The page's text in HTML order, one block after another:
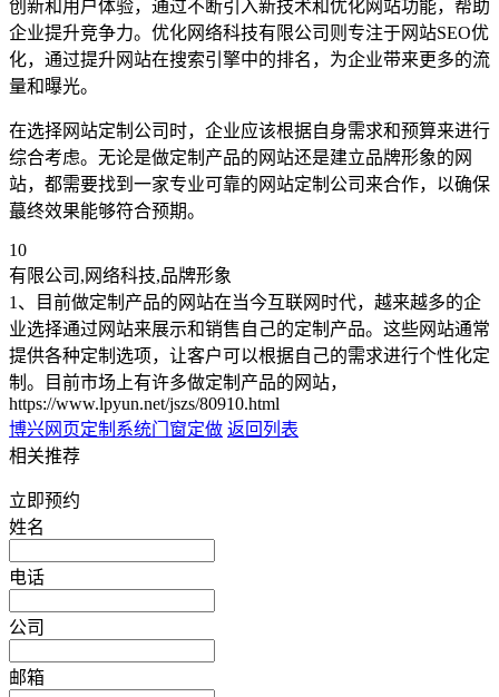
创新和用户体验，通过不断引入新技术和优化网站功能，帮助
企业提升竞争力。优化网络科技有限公司则专注于网站SEO优
化，通过提升网站在搜索引擎中的排名，为企业带来更多的流
量和曝光。
在选择网站定制公司时，企业应该根据自身需求和预算来进行
综合考虑。无论是做定制产品的网站还是建立品牌形象的网
站，都需要找到一家专业可靠的网站定制公司来合作，以确保
蕞终效果能够符合预期。
10
有限公司,网络科技,品牌形象
1、目前做定制产品的网站在当今互联网时代，越来越多的企
业选择通过网站来展示和销售自己的定制产品。这些网站通常
提供各种定制选项，让客户可以根据自己的需求进行个性化定
制。目前市场上有许多做定制产品的网站，
https://www.lpyun.net/jszs/80910.html
博兴网页定制 系统门窗定做 返回列表
相关推荐
立即预约
姓名
电话
公司
邮箱